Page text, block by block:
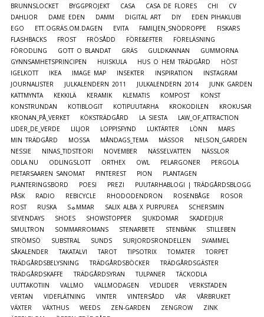
BRUNNSLOCKET
BYGGPROJEKT CASA CASA DE FLORES CHI
CV
DAHLIOR
DAME EDEN DAMM DIGITAL ART DIY
EDEN PIHAKLUBI
EGO
ETT.OGRÄS.OM.DAGEN EVITA FAMILJEN_SNÖDROPPE
FISKARS
FLASHBACKS
FROST FRÖSÅDD FÖRE&EFTER
FÖRELÄSNING
FÖRODLING
GOTT O BLANDAT GRÄS GULDKANNAN
GUMMORNA
GYNNSAMHETSPRINCIPEN
HUISKULA HUS O HEM TRÄDGÅRD
HÖST
IGELKOTT
IKEA IMAGE MAP INSEKTER INSPIRATION
INSTAGRAM
JOURNALISTER
JULKALENDERN 2011 JULKALENDERN 2014
JUNK GARDEN
KATTMYNTA
KEKKILÄ KERAMIK KLEMATIS KOMPOST
KONST
KONSTRUNDAN
KOTIBLOGIT KOTIPUUTARHA KROKODILEN
KROKUSAR
KRONAN_PÅ_VERKET
KÖKSTRÄDGÅRD LA SIESTA
LAW_OF_ATTRACTION
LIDER_DE_VERDE
LILJOR LOPPISFYND LUKTÄRTER LÖNN
MARS
MIN TRÄDGÅRD
MOSSA MÅNDAGS_TEMA MÄSSOR
NELSON_GARDEN
NESSIE
NINAS_TIDSTEORI NOVEMBER NÄSSELVATTEN
NÄSSLOR
ODLA.NU
ODLINGSLOTT ORTHEX OWL PELARGONER
PERGOLA
PIETARSAAREN SANOMAT
PINTEREST PION
PLANTAGEN
PLANTERINGSBORD
POESI PREZI
PUUTARHABLOGI | TRÄDGÅRDSBLOGG
PÅSK
RADIO REBICYCLE RHODODENDRON ROSENBÅGE
ROSOR
ROST
RUSKA S☼MMAR SALIX ALBA X PURPUREA
SCHERSMIN
SEVENDAYS
SHOES SHOWSTOPPER SJUKDOMAR
SKADEDJUR
SMULTRON
SOMMARROMANS STENARBETE STENBÄNK
STILLEBEN
STRÖMSÖ
SUBSTRAL SUNDS SURJORDSRONDELLEN
SVAMMEL
SÅKALENDER
TAKATALVI TAROT TIPSOTRIX TOMATER
TORPET
TRÄDGÅRDSBELYSNING
TRÄDGÅRDSBÖCKER
TRÄDGÅRDSGÄSTER
TRÄDGÅRDSKAFFE
TRÄDGÅRDSYRAN TULPANER
TÄCKODLA
UUTTAKOTIIN
VALLMO VALLMODAGEN VEDLIDER
VERKSTADEN
VERTAN
VIDEFLÄTNING VINTER VINTERSÅDD VÅR
VÅRBRUKET
VÄXTER
VÄXTHUS WEEDS ZEN-GARDEN ZENGROW
ZINK